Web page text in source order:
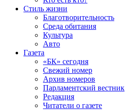
Стиль жизни
Благотворительность
Среда обитания
Культура
Авто
Газета
«БК» сегодня
Свежий номер
Архив номеров
Парламентский вестник
Редакция
Читатели о газете